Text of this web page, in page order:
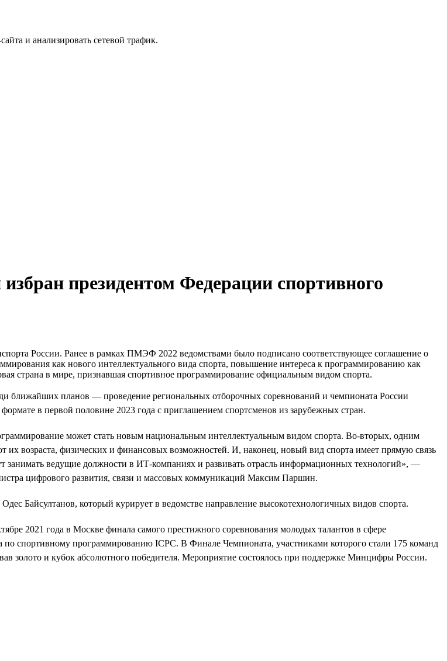
и анализировать сетевой трафик.
президентом Федерации спортивного
России. Ранее в рамках ПМЭФ 2022 ведомствами было подписано соответствующее соглашение о
как нового интеллектуального вида спорта, повышение интереса к программированию как
страна в мире, признавшая спортивное программирование официальным видом спорта.
ближайших планов — проведение региональных отборочных соревнований и чемпионата России
в первой половине 2023 года с приглашением спортсменов из зарубежных стран.
может стать новым национальным интеллектуальным видом спорта. Во-вторых, одним
их возраста, физических и финансовых возможностей. И, наконец, новый вид спорта имеет прямую связь
занимать ведущие должности в ИТ-компаниях и развивать отрасль информационных технологий», —
цифрового развития, связи и массовых коммуникаций Максим Паршин.
Байсултанов, который курирует в ведомстве направление высокотехнологичных видов спорта.
2021 года в Москве финала самого престижного соревнования молодых талантов в сфере
спортивному программированию ICPC. В Финале Чемпионата, участниками которого стали 175 команд
золото и кубок абсолютного победителя. Мероприятие состоялось при поддержке Минцифры России.